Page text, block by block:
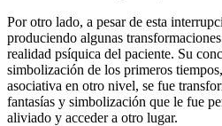
Por otro lado, a pesar de esta
produciendo algunas
realidad psíquica del paciente. Su
simbolización de los primeros
asociativa en otro nivel, se fue
fantasías y simbolización que le fue
aliviado y acceder a otro lugar.